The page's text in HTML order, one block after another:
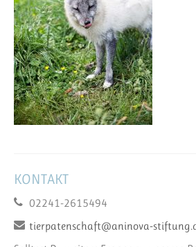
KONTAKT
02241-2615494
tierpatenschaft@aninova-